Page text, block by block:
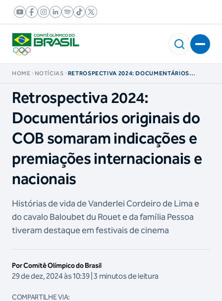
HOME NOTÍCIAS
RETROSPECTIVA 2024: DOCUMENTÁRIOS
Retrospectiva 2024:
Documentários originais do
COB somaram indicações e
premiações internacionais e
nacionais
Histórias de vida de Vanderlei Cordeiro de Lima e
do cavalo Baloubet du Rouet e da família Pessoa
tiveram destaque em festivais de cinema
Por Comitê Olímpico do Brasil
29 de dez, 2024 às 10:39 | 3 minutos de leitura
COMPARTILHE VIA: